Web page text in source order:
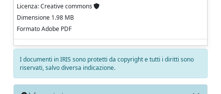
Licenza: Creative commons
Dimensione 1.98 MB
Formato Adobe PDF
I documenti in IRIS sono protetti da copyright e tutti i diritti sono
riservati, salvo diversa indicazione.